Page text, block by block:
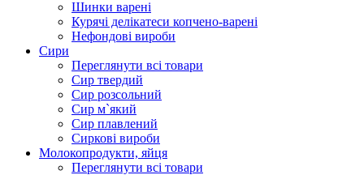
Шинки варені
Курячі делікатеси копчено-варені
Нефондові вироби
Сири
Переглянути всі товари
Сир твердий
Сир розсольний
Сир м`який
Сир плавлений
Сиркові вироби
Молокопродукти, яйця
Переглянути всі товари